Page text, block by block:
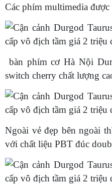
Các phím multimedia
bàn phím cơ Hà Nội
switch cherry chất lượng
Ngoài vẻ đẹp bên ngoài
với chất liệu PBT đúc